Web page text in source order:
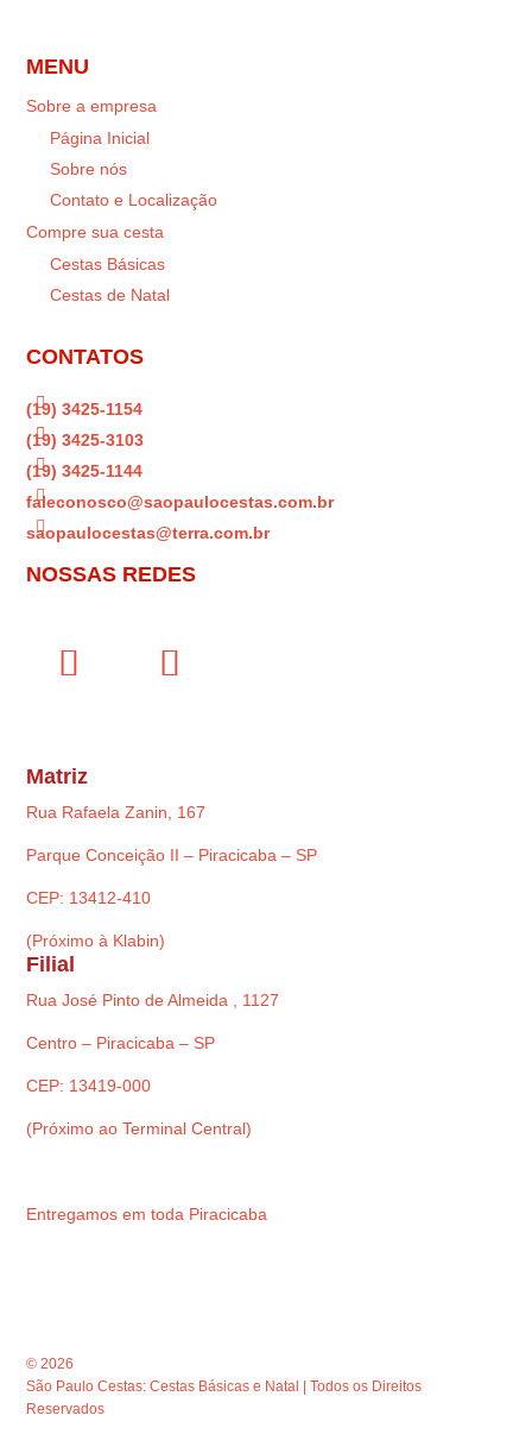
MENU
Sobre a empresa
Página Inicial
Sobre nós
Contato e Localização
Compre sua cesta
Cestas Básicas
Cestas de Natal
CONTATOS

(19) 3425-1154

(19) 3425-3103

(19) 3425-1144

faleconosco@saopaulocestas.com.br

saopaulocestas@terra.com.br
NOSSAS REDES
Matriz
Rua Rafaela Zanin, 167
Parque Conceição II – Piracicaba – SP
CEP: 13412-410
(Próximo à Klabin)
Filial
Rua José Pinto de Almeida , 1127
Centro – Piracicaba – SP
CEP: 13419-000
(Próximo ao Terminal Central)
Entregamos em toda Piracicaba
© 2026
São Paulo Cestas: Cestas Básicas e Natal | Todos os Direitos
Reservados